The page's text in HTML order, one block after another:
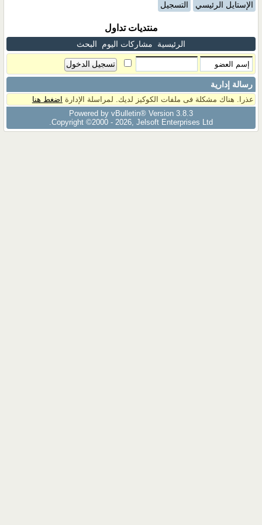
الإستايل الرئيسي التسجيل
منتديات تداول
الرئيسية مشاركات اليوم البحث
رسالة إدارية
عذرا. هناك مشكلة فى ملفات الكوكيز لديك. لمراسلة الإدارة اضغط هنا
Powered by vBulletin® Version 3.8.3
Copyright ©2000 - 2026, Jelsoft Enterprises Ltd.